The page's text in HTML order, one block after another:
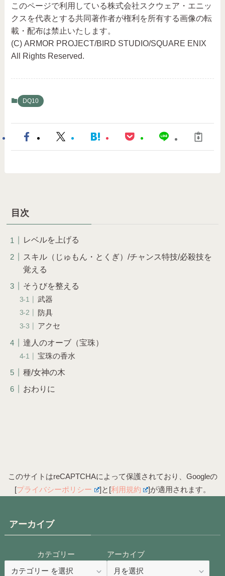
このページで利用している株式会社スクウェア・エニッ
クスを代表とする共同著作者が権利を所有する画像の転
載・配布は禁止いたします。
(C) ARMOR PROJECT/BIRD STUDIO/SQUARE ENIX
All Rights Reserved.
DQ10
目次
レベルを上げる
スキル（じゅもん・とくぎ）/チャンス特技/必殺技を
覚える
そうびを整える
武器
防具
アクセ
達人のオーブ（宝珠）
宝珠の香水
種/女神の木
おわりに
このサイトはreCAPTCHAによって保護されており、Googleの
[プライバシーポリシー ]と[利用規約 ]が適用されます。
アーカイブ
カテゴリー アーカイブ